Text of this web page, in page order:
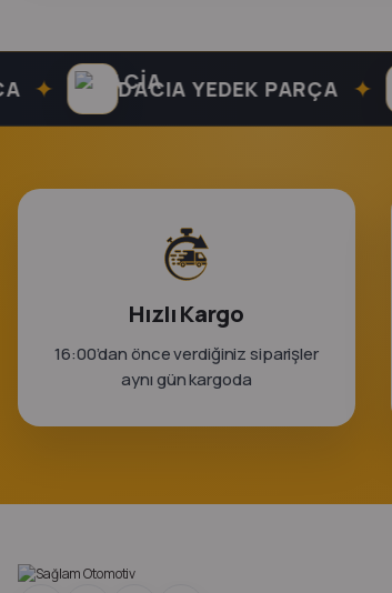
DACIA YEDEK PARÇA ✦
Hızlı Kargo
16:00’dan önce verdiğiniz siparişler
aynı gün kargoda